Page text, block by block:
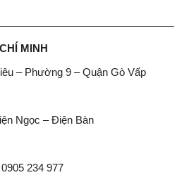
MINH
– Phường 9 – Quận Gò Vấp
Ngọc – Điện Bàn
234 977